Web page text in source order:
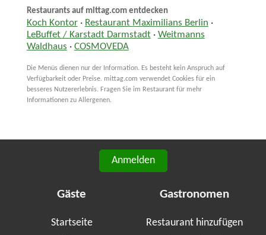
Restaurants auf mittag.com entdecken
Koch Kontor· Restaurant Maximilians Berlin ·
LeBuffet / Karstadt Darmstadt· Weitmanns
Waldhaus · COSMOVEDA
Die Menüs dienen nur der Information. Es besteht kein Anspruch auf
Verfügbarkeit oder Preise. mittag.com verwendet Cookies für ein
besseres Nutzererlebnis. Fragen Sie im Restaurant für mehr
Informationen zu Allergenen.
Anmelden
Gäste
Startseite
Gastronomen
Restaurant hinzufügen